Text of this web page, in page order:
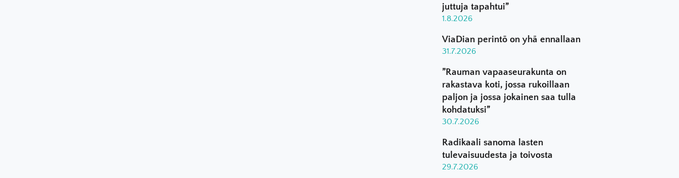
juttuja tapahtui”
1.8.2026
ViaDian perintö on yhä ennallaan
31.7.2026
”Rauman vapaaseurakunta on
rakastava koti, jossa rukoillaan
paljon ja jossa jokainen saa tulla
kohdatuksi”
30.7.2026
Radikaali sanoma lasten
tulevaisuudesta ja toivosta
29.7.2026